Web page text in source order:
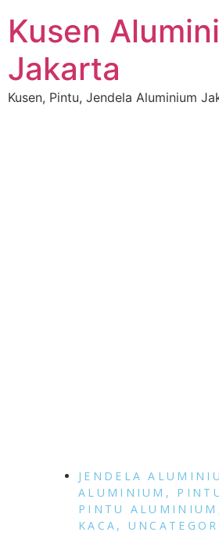
content
Kusen
Jakarta
Kusen, Pintu, Jendela Aluminium
JENDELA
ALUMINIUM ,
PINTU ALUMINIUM
KACA ,